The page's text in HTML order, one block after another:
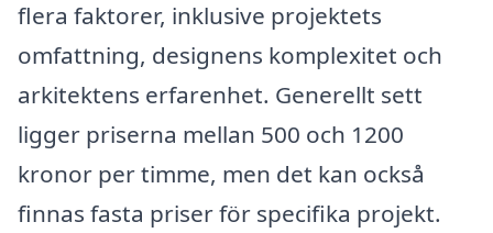
flera faktorer, inklusive projektets
omfattning, designens komplexitet och
arkitektens erfarenhet. Generellt sett
ligger priserna mellan 500 och 1200
kronor per timme, men det kan också
finnas fasta priser för specifika projekt.